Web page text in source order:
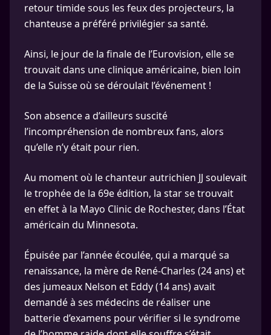
retour timide sous les feux des projecteurs, la
chanteuse a préféré privilégier sa santé.
Ainsi, le jour de la finale de l’Eurovision, elle se
trouvait dans une clinique américaine, bien loin
de la Suisse où se déroulait l’événement !
Son absence a d’ailleurs suscité
l’incompréhension de nombreux fans, alors
qu’elle n’y était pour rien.
Au moment où le chanteur autrichien JJ soulevait
le trophée de la 69e édition, la star se trouvait
en effet à la Mayo Clinic de Rochester, dans l’État
américain du Minnesota.
Épuisée par l’année écoulée, qui a marqué sa
renaissance, la mère de René-Charles (24 ans) et
des jumeaux Nelson et Eddy (14 ans) avait
demandé à ses médecins de réaliser une
batterie d’examens pour vérifier si le syndrome